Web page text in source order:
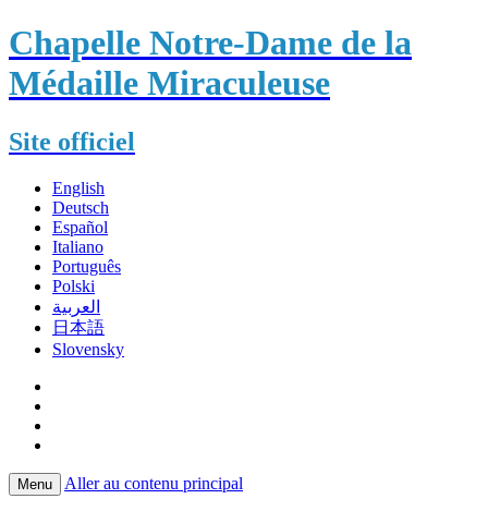
Chapelle Notre-Dame de la
Médaille Miraculeuse
Site officiel
English
Deutsch
Español
Italiano
Português
Polski
العربية
日本語
Slovensky
Menu Aller au contenu principal